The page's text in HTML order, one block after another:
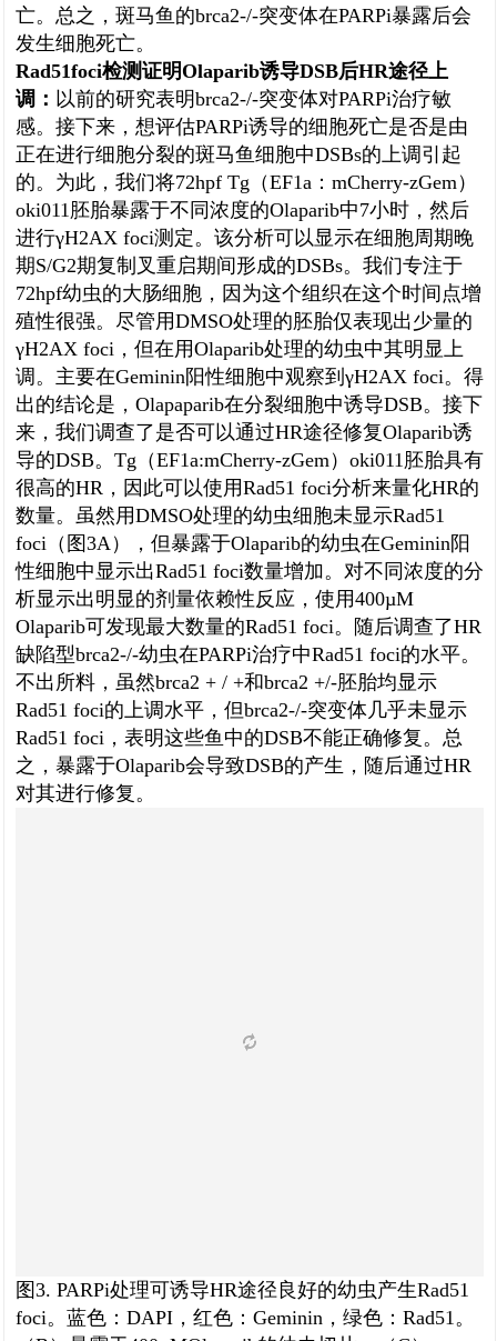
亡。总之，斑马鱼的brca2-/-突变体在PARPi暴露后会
发生细胞死亡。
Rad51foci检测证明Olaparib诱导DSB后HR途径上
调： 以前的研究表明brca2-/-突变体对PARPi治疗敏
感。接下来，想评估PARPi诱导的细胞死亡是否是由
正在进行细胞分裂的斑马鱼细胞中DSBs的上调引起
的。为此，我们将72hpf Tg（EF1a：mCherry-zGem）
oki011胚胎暴露于不同浓度的Olaparib中7小时，然后
进行γH2AX foci测定。该分析可以显示在细胞周期晚
期S/G2期复制叉重启期间形成的DSBs。我们专注于
72hpf幼虫的大肠细胞，因为这个组织在这个时间点增
殖性很强。尽管用DMSO处理的胚胎仅表现出少量的
γH2AX foci，但在用Olaparib处理的幼虫中其明显上
调。主要在Geminin阳性细胞中观察到γH2AX foci。得
出的结论是，Olapaparib在分裂细胞中诱导DSB。接下
来，我们调查了是否可以通过HR途径修复Olaparib诱
导的DSB。Tg（EF1a:mCherry-zGem）oki011胚胎具有
很高的HR，因此可以使用Rad51 foci分析来量化HR的
数量。虽然用DMSO处理的幼虫细胞未显示Rad51
foci（图3A），但暴露于Olaparib的幼虫在Geminin阳
性细胞中显示出Rad51 foci数量增加。对不同浓度的分
析显示出明显的剂量依赖性反应，使用400µM
Olaparib可发现最大数量的Rad51 foci。随后调查了HR
缺陷型brca2-/-幼虫在PARPi治疗中Rad51 foci的水平。
不出所料，虽然brca2 + / +和brca2 +/-胚胎均显示
Rad51 foci的上调水平，但brca2-/-突变体几乎未显示
Rad51 foci，表明这些鱼中的DSB不能正确修复。总
之，暴露于Olaparib会导致DSB的产生，随后通过HR
对其进行修复。
图3. PARPi处理可诱导HR途径良好的幼虫产生Rad51
foci。蓝色：DAPI，红色：Geminin，绿色：Rad51。